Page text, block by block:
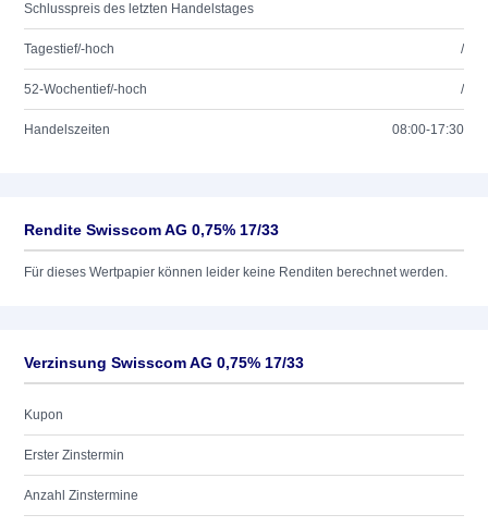
Schlusspreis des letzten Handelstages
Tagestief/-hoch /
52-Wochentief/-hoch /
Handelszeiten 08:00-17:30
Rendite Swisscom AG 0,75% 17/33
Für dieses Wertpapier können leider keine Renditen berechnet werden.
Verzinsung Swisscom AG 0,75% 17/33
Kupon
Erster Zinstermin
Anzahl Zinstermine